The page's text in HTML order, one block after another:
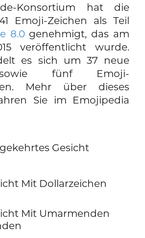
Konsortium hat die
Emoji-Zeichen als Teil
8.0genehmigt, das am
veröffentlicht wurde.
es sich um 37 neue
fünf Emoji-
Mehr über dieses
Sie im Emojipedia
Gesicht
Mit Dollarzeichen
Mit Umarmenden